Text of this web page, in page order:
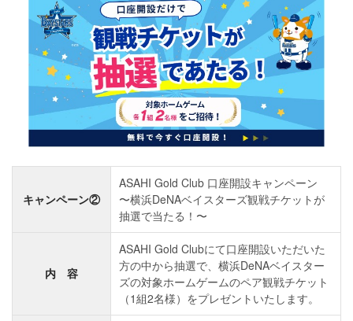
キャンペーン②
ASAHI Gold Club 口座開設キャンペーン
〜横浜DeNAベイスターズ観戦チケットが
抽選で当たる！〜
内 容
ASAHI Gold Clubにて口座開設いただいた
方の中から抽選で、横浜DeNAベイスター
ズの対象ホームゲームのペア観戦チケット
（1組2名様）をプレゼントいたします。